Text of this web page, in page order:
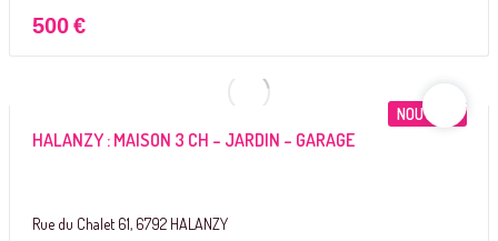
500€
NOUVEAU
HALANZY : MAISON 3 CH – JARDIN – GARAGE
Rue du Chalet 61, 6792 HALANZY